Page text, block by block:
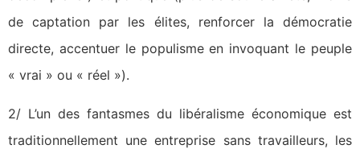
de captation par les élites, renforcer la démocratie
directe, accentuer le populisme en invoquant le peuple
« vrai » ou « réel »).
2/ L’un des fantasmes du libéralisme économique est
traditionnellement une entreprise sans travailleurs, les